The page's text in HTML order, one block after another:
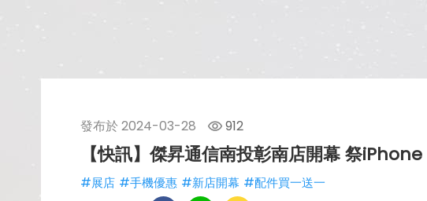
發布於 2024-03-28 912
【快訊】傑昇通信南投彰南店開幕 祭
#展店 #手機優惠 #新店開幕 #配件買一送一